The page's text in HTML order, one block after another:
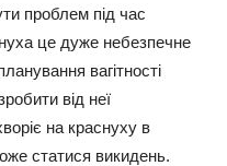
проблем під час
це дуже небезпечне
вагітності
від неї
на краснуху в
статися викидень.